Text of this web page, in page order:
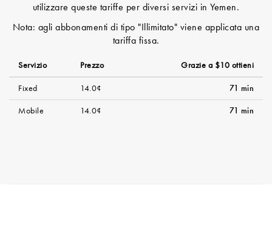
utilizzare queste tariffe per diversi servizi in Yemen.
Nota: agli abbonamenti di tipo "Illimitato" viene applicata una
tariffa fissa.
Servizio Prezzo Grazie a $10 ottieni
Fixed 14.0¢ 71 min
Mobile 14.0¢ 71 min